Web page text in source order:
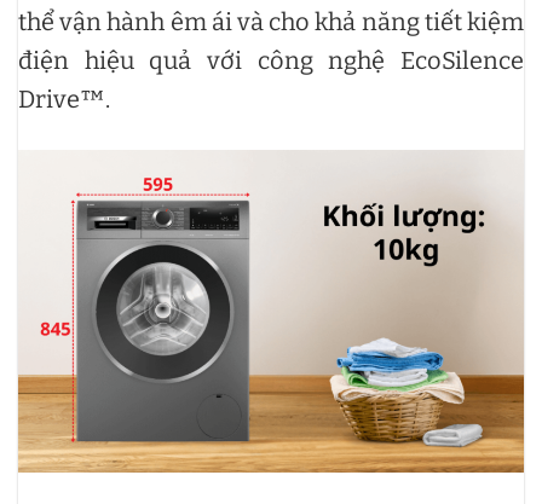
thể vận hành êm ái và cho khả năng tiết kiệm
điện hiệu quả với công nghệ EcoSilence
Drive™.